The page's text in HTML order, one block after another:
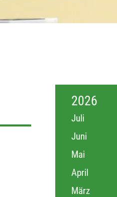
2026
Juli
Juni
Mai
April
März